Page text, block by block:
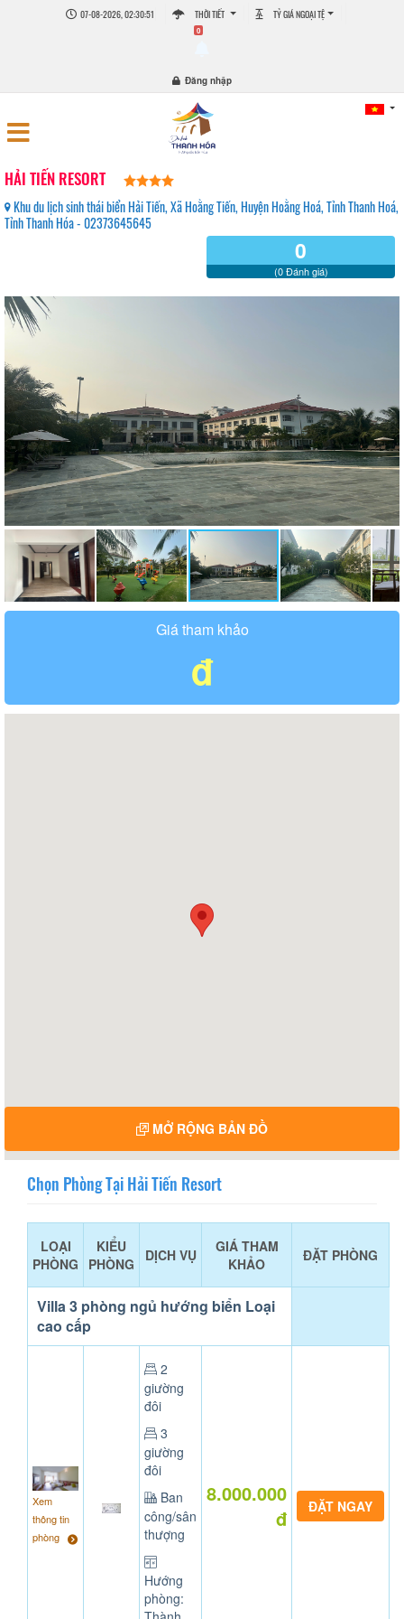
07-08-2026, 02:30:51 THỜI TIẾT TỶ GIÁ NGOẠI TỆ
0
Đăng nhập
HẢI TIẾN RESORT
Khu du lịch sinh thái biển Hải Tiến, Xã Hoằng Tiến, Huyện Hoằng Hoá, Tỉnh Thanh Hoá,
Tỉnh Thanh Hóa - 02373645645
0
(0 Đánh giá)
Giá tham khảo
đ
MỞ RỘNG BẢN ĐỒ
Chọn Phòng Tại Hải Tiến Resort
LOẠI
PHÒNG
KIỂU
PHÒNG
DỊCH VỤ
GIÁ THAM
KHẢO
ĐẶT PHÒNG
Villa 3 phòng ngủ hướng biển Loại
cao cấp
Xem
thông tin
phòng
2
giường
đôi
3
giường
đôi
Ban
công/sân
thượng
Hướng
phòng:
8.000.000
đ